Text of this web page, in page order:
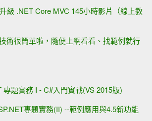
級 .NET Core MVC 145小時影片（線上教
術很簡單啦，隨便上網看看、找範例就行
專題實務 I - C#入門實戰(VS 2015版)
專題實務(II) --範例應用與4.5新功能